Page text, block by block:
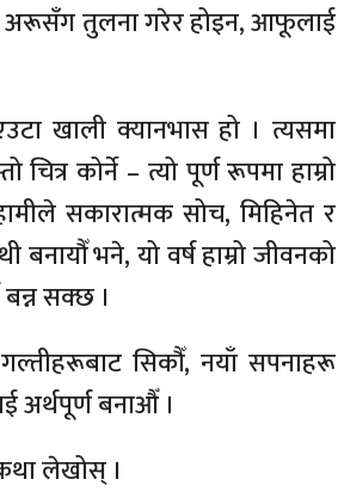
। अरूसँग तुलना गरेर होइन, आफूलाई
खाली क्यानभास हो । त्यसमा
चित्र कोर्ने – त्यो पूर्ण रूपमा हाम्रो
सकारात्मक सोच, मिहिनेत र
बनायौँ भने, यो वर्ष हाम्रो जीवनको
सक्छ ।
सिकौँ, नयाँ सपनाहरू
अर्थपूर्ण बनाऔँ ।
लेखोस् ।